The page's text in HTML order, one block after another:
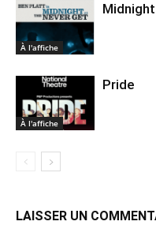
À l'affiche
À l'affiche
Pride
LAISSER UN